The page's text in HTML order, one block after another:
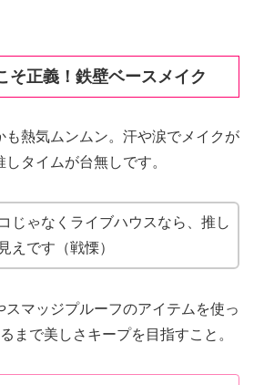
そ正義！鉄壁ベースメイク
も熱気ムンムン。汗や涙でメイクが
タイムが台無しです。
じゃなくライブハウスなら、推し
えです（戦慄）
スマッジプルーフのアイテムを使っ
まで美しさキープを目指すこと。